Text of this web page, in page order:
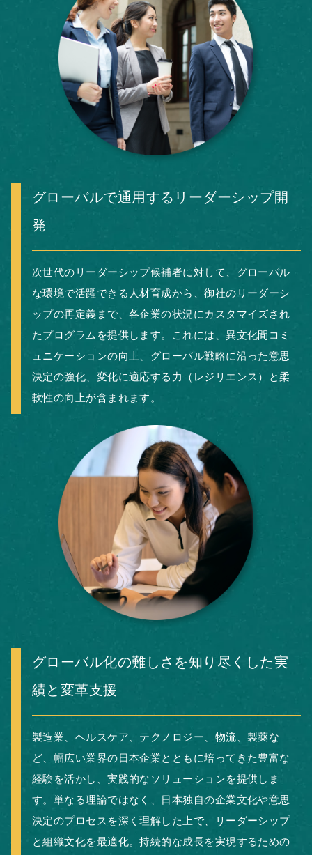
グローバルで通用するリーダーシップ開
発
次世代のリーダーシップ候補者に対して、グローバル
な環境で活躍できる人材育成から、御社のリーダーシ
ップの再定義まで、各企業の状況にカスタマイズされ
たプログラムを提供します。これには、異文化間コミ
ュニケーションの向上、グローバル戦略に沿った意思
決定の強化、変化に適応する力（レジリエンス）と柔
軟性の向上が含まれます。
グローバル化の難しさを知り尽くした実
績と変革支援
製造業、ヘルスケア、テクノロジー、物流、製薬な
ど、幅広い業界の日本企業とともに培ってきた豊富な
経験を活かし、実践的なソリューションを提供しま
す。単なる理論ではなく、日本独自の企業文化や意思
決定のプロセスを深く理解した上で、リーダーシップ
と組織文化を最適化。持続的な成長を実現するための